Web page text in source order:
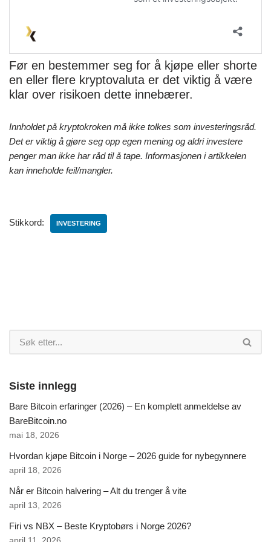
Før en bestemmer seg for å kjøpe eller shorte
en eller flere kryptovaluta er det viktig å være
klar over risikoen dette innebærer.
Innholdet på kryptokroken må ikke tolkes som investeringsråd.
Det er viktig å gjøre seg opp egen mening og aldri investere
penger man ikke har råd til å tape. Informasjonen i artikkelen
kan inneholde feil/mangler.
Stikkord: INVESTERING
Siste innlegg
Bare Bitcoin erfaringer (2026) – En komplett anmeldelse av
BareBitcoin.no
mai 18, 2026
Hvordan kjøpe Bitcoin i Norge – 2026 guide for nybegynnere
april 18, 2026
Når er Bitcoin halvering – Alt du trenger å vite
april 13, 2026
Firi vs NBX – Beste Kryptobørs i Norge 2026?